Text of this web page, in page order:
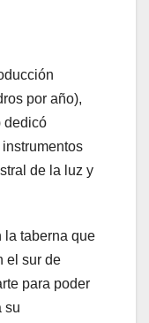
por año),
dedicó
de la luz y
la taberna que
el sur de
para poder
su